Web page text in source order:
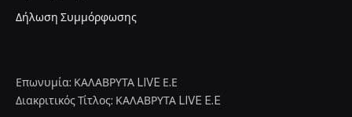
Δήλωση Συμμόρφωσης
Επωνυμία: ΚΑΛΑΒΡΥΤΑ LIVE Ε.Ε
Διακριτικός Τίτλος: ΚΑΛΑΒΡΥΤΑ LIVE E.E